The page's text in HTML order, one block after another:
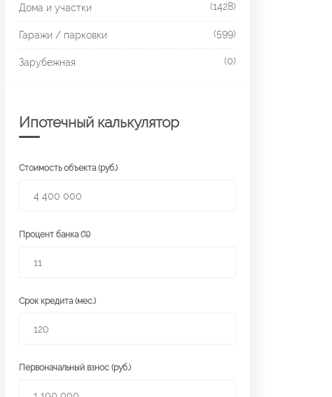
Дома и участки (1428)
Гаражи / парковки (599)
Зарубежная (0)
Ипотечный калькулятор
Стоимость объекта (руб.)
Процент банка (%)
Срок кредита (мес.)
Первоначальный взнос (руб.)